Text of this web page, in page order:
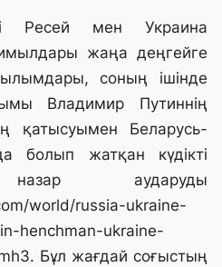
Ресей мен Украина
жаңа деңгейге
соның ішінде
Владимир Путиннің
қатысуымен Беларусь-
болып жатқан күдікті
назар аударуды
world/russia-ukraine-
henchman-ukraine-
. Бұл жағдай соғыстың